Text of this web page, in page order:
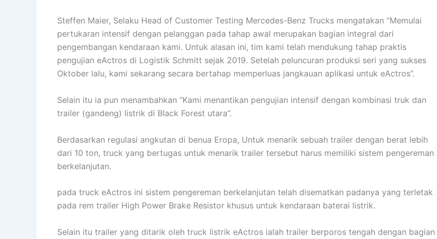
Steffen Maier, Selaku Head of Customer Testing Mercedes-Benz Trucks mengatakan “Memulai
pertukaran intensif dengan pelanggan pada tahap awal merupakan bagian integral dari
pengembangan kendaraan kami. Untuk alasan ini, tim kami telah mendukung tahap praktis
pengujian eActros di Logistik Schmitt sejak 2019. Setelah peluncuran produksi seri yang sukses
Oktober lalu, kami sekarang secara bertahap memperluas jangkauan aplikasi untuk eActros”.
Selain itu ia pun menambahkan “Kami menantikan pengujian intensif dengan kombinasi truk dan
trailer (gandeng) listrik di Black Forest utara”.
Berdasarkan regulasi angkutan di benua Eropa, Untuk menarik sebuah trailer dengan berat lebih
dari 10 ton, truck yang bertugas untuk menarik trailer tersebut harus memiliki sistem pengereman
berkelanjutan.
pada truck eActros ini sistem pengereman berkelanjutan telah disematkan padanya yang terletak
pada rem trailer High Power Brake Resistor khusus untuk kendaraan baterai listrik.
Selain itu trailer yang ditarik oleh truck listrik eActros ialah trailer berporos tengah dengan bagian